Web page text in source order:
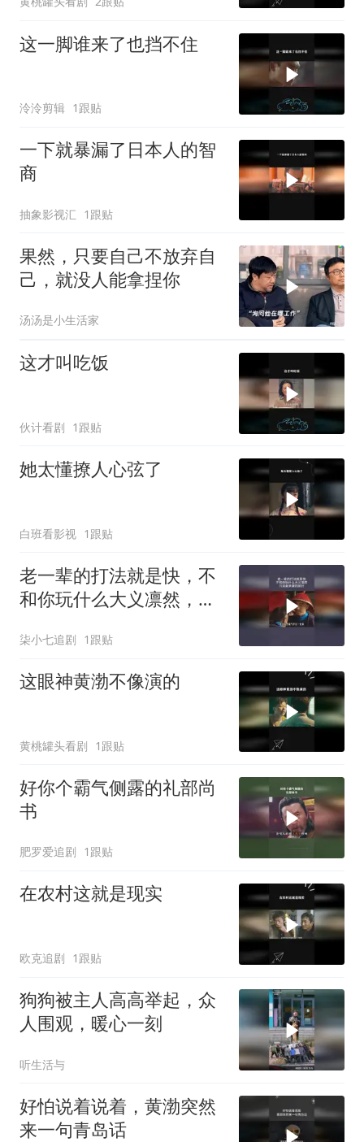
这一脚谁来了也挡不住
泠泠剪辑 1跟贴
一下就暴漏了日本人的智
商
抽象影视汇 1跟贴
果然，只要自己不放弃自
己，就没人能拿捏你
汤汤是小生活家
这才叫吃饭
伙计看剧 1跟贴
她太懂撩人心弦了
白班看影视 1跟贴
老一辈的打法就是快，不
和你玩什么大义凛然，只
柒小七追剧 1跟贴
这眼神黄渤不像演的
黄桃罐头看剧 1跟贴
好你个霸气侧露的礼部尚
书
肥罗爱追剧 1跟贴
在农村这就是现实
欧克追剧 1跟贴
狗狗被主人高高举起，众
人围观，暖心一刻
听生活与
好怕说着说着，黄渤突然
来一句青岛话